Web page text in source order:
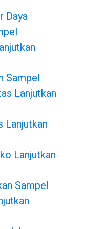
Daya
Sampel
Lanjutkan
Lanjutkan
Lanjutkan
Sampel